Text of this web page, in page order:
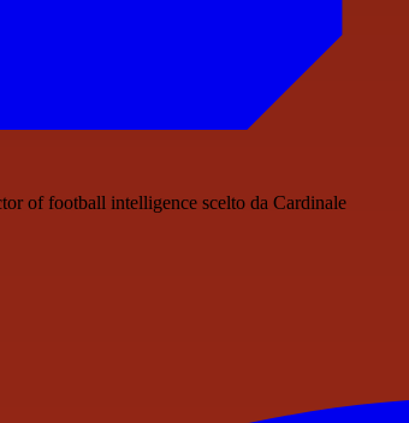
of football intelligence scelto da Cardinale